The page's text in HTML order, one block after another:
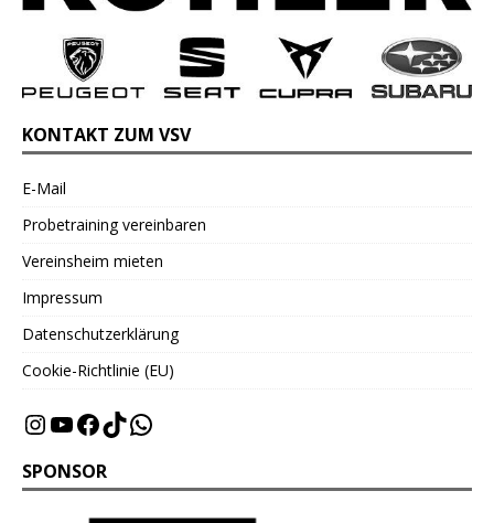
KONTAKT ZUM VSV
E-Mail
Probetraining vereinbaren
Vereinsheim mieten
Impressum
Datenschutzerklärung
Cookie-Richtlinie (EU)
SPONSOR